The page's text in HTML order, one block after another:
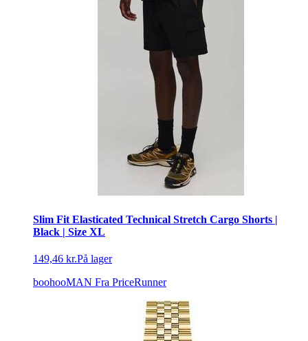
Slim Fit Elasticated Technical Stretch Cargo Shorts |
Black | Size XL
149,46 kr.På lager
boohooMAN Fra PriceRunner